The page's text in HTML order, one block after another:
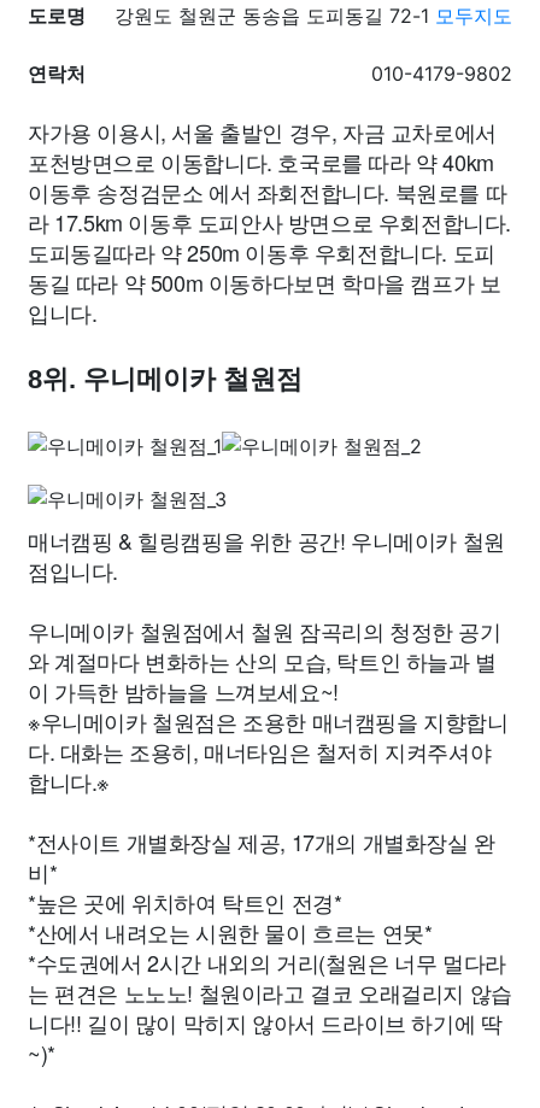
도로명 강원도 철원군 동송읍 도피동길 72-1 모두지도
연락처 010-4179-9802
자가용 이용시, 서울 출발인 경우, 자금 교차로에서
포천방면으로 이동합니다. 호국로를 따라 약 40km
이동후 송정검문소 에서 좌회전합니다. 북원로를 따
라 17.5km 이동후 도피안사 방면으로 우회전합니다.
도피동길따라 약 250m 이동후 우회전합니다. 도피
동길 따라 약 500m 이동하다보면 학마을 캠프가 보
입니다.
8위. 우니메이카 철원점
매너캠핑 & 힐링캠핑을 위한 공간! 우니메이카 철원
점입니다.
우니메이카 철원점에서 철원 잠곡리의 청정한 공기
와 계절마다 변화하는 산의 모습, 탁트인 하늘과 별
이 가득한 밤하늘을 느껴보세요~!
※우니메이카 철원점은 조용한 매너캠핑을 지향합니
다. 대화는 조용히, 매너타임은 철저히 지켜주셔야
합니다.※
*전사이트 개별화장실 제공, 17개의 개별화장실 완
비*
*높은 곳에 위치하여 탁트인 전경*
*산에서 내려오는 시원한 물이 흐르는 연못*
*수도권에서 2시간 내외의 거리(철원은 너무 멀다라
는 편견은 노노노! 철원이라고 결코 오래걸리지 않습
니다!! 길이 많이 막히지 않아서 드라이브 하기에 딱
~)*